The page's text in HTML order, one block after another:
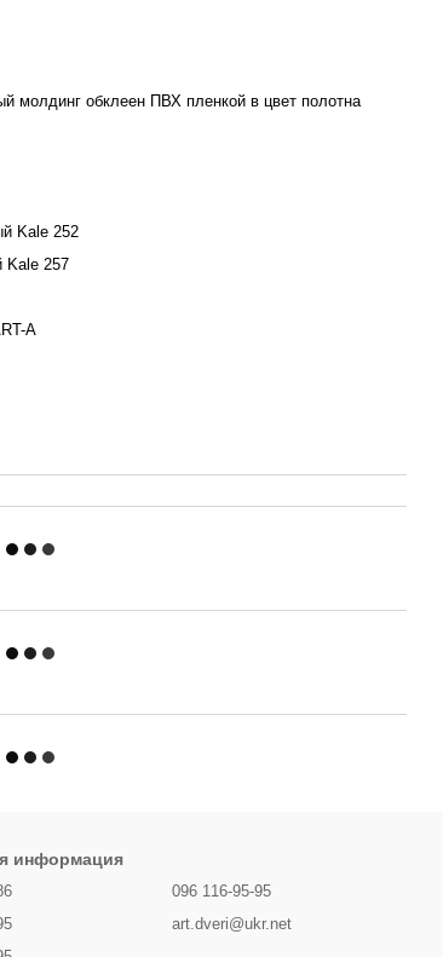
молдинг обклеен ПВХ пленкой в цвет полотна
Kale 252
Kale 257
A
информация
096 116-95-95
art.dveri@ukr.net